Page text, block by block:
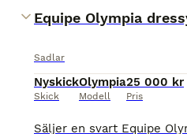
Equipe Olympia
Sadlar
Nyskick
Skick
Olympia
Modell
25 000 kr
Pris